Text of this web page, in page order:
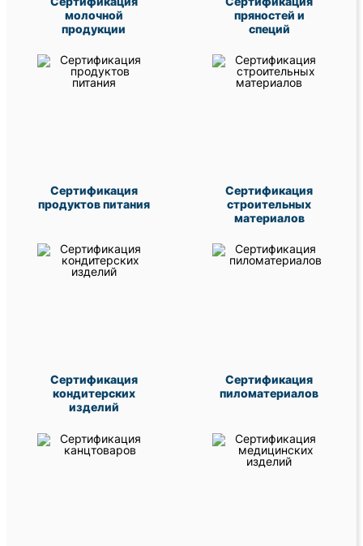
молочной
продукции
пряностей и
специй
Сертификация
продуктов питания
Сертификация
строительных
материалов
Сертификация
кондитерских
изделий
Сертификация
пиломатериалов